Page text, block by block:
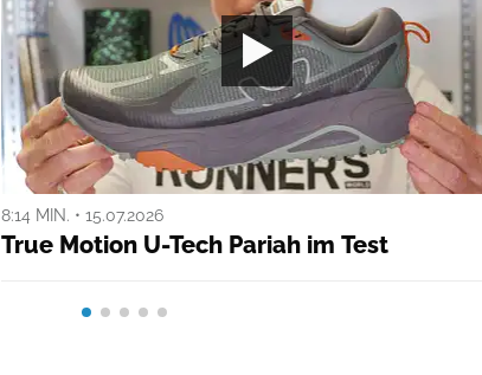
8:14 MIN. • 15.07.2026
True Motion U-Tech Pariah im Test